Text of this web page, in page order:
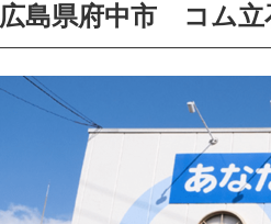
広島県府中市 コム立